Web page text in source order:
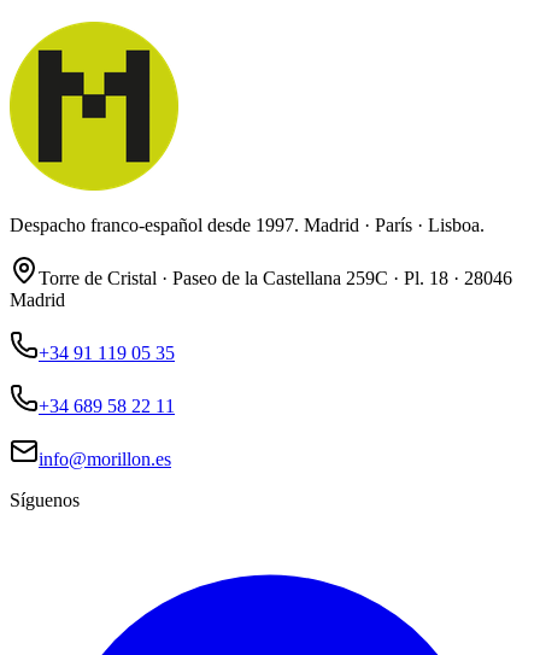
Despacho franco-español desde 1997. Madrid · París · Lisboa.
Torre de Cristal · Paseo de la Castellana 259C · Pl. 18 · 28046
Madrid
+34 91 119 05 35
+34 689 58 22 11
info@morillon.es
Síguenos